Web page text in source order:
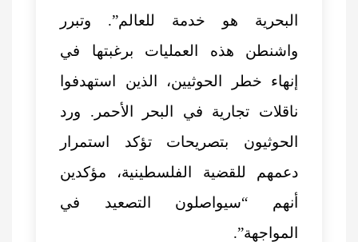
البحرية هو خدمة للعالم”. وتبرر
واشنطن هذه العمليات برغبتها في
إنهاء خطر الحوثيين، الذين استهدفوا
ناقلات تجارية في البحر الأحمر. ورد
الحوثيون بتصريحات تؤكد استمرار
دعمهم للقضية الفلسطينية، مؤكدين
أنهم “سيواصلون التصعيد في
المواجهة”.